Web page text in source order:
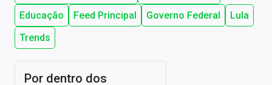
Educação
Feed Principal Governo Federal
Lula
Trends
Por dentro dos